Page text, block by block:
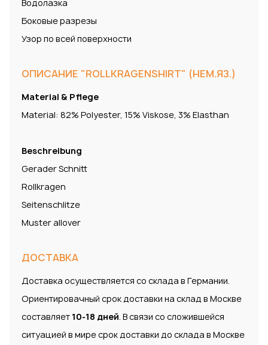
Водолазка
Боковые разрезы
Узор по всей поверхности
ОПИСАНИЕ "ROLLKRAGENSHIRT" (НЕМ.ЯЗ.)
Material & Pflege
Material: 82% Polyester, 15% Viskose, 3% Elasthan
Beschreibung
Gerader Schnitt
Rollkragen
Seitenschlitze
Muster allover
ДОСТАВКА
Доставка осуществляется со склада в Германии.
Ориентировачный срок доставки на склад в Москве
составляет 10-18 дней. В связи со сложившейся
ситуацией в мире срок доставки до склада в Москве